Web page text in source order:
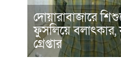
দোয়ারাবাজারে
ফুসলিয়ে
গ্রেপ্তার